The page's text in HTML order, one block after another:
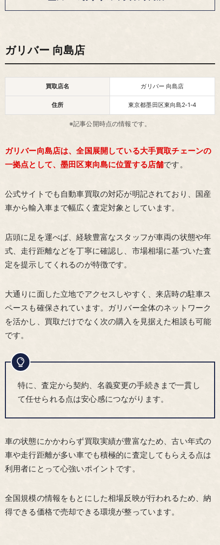
ガリバー 向島店
買取店名 ガリバー 向島店
住所 東京都墨田区東向島2‑1‑4
※記事公開時点の情報です。
ガリバー向島店は、全国展開している大手買取チェーンの
一拠点として、墨田区東向島に位置する店舗です。
公式サイトでも自動車買取の対応が明記されており、国産
車から輸入車まで幅広く査定対象としています。
店頭に足を運べば、経験豊富なスタッフが車両の状態や年
式、走行距離などを丁寧に確認し、市場相場に基づいた査
定を提示してくれるのが特徴です。
大通りに面した立地でアクセスしやすく、来店時の駐車ス
ペースも確保されています。ガリバー全体のネットワーク
を活かし、買取だけでなく次の購入を見据えた相談も可能
です。
特に、査定から契約、名義変更の手続きまで一貫し
て任せられる点は安心感につながります。
車の状態にかかわらず買取実績が豊富なため、古い年式の
車や走行距離が多い車でも積極的に査定してもらえる点は
利用者にとって心強いポイントです。
全国規模の情報をもとにした相場反映が行われるため、納
得できる価格で売却できる環境が整っています。